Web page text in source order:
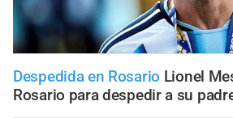
Despedida en Rosario Lionel
Rosario para despedir a su